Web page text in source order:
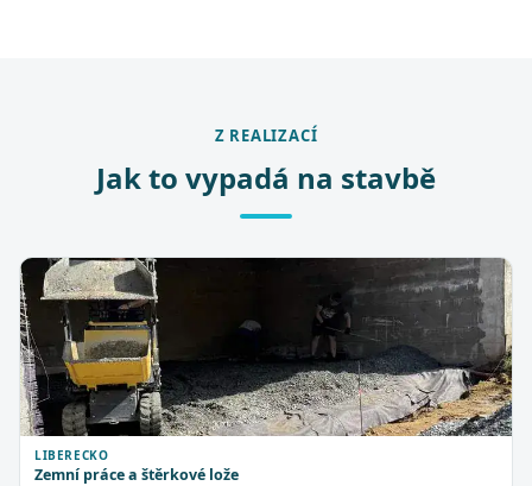
Z REALIZACÍ
Jak to vypadá na stavbě
LIBERECKO
Zemní práce a štěrkové lože